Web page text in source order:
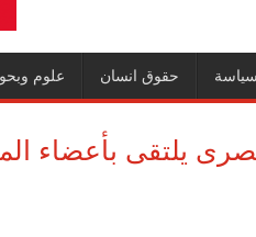
حقوق انسان علوم
يلتقى بأعضاء